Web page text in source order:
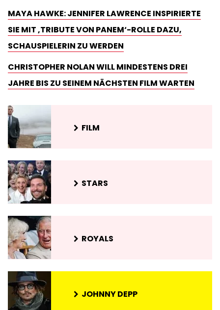
MAYA HAWKE: JENNIFER LAWRENCE INSPIRIERTE
SIE MIT ‚TRIBUTE VON PANEM‘-ROLLE DAZU,
SCHAUSPIELERIN ZU WERDEN
CHRISTOPHER NOLAN WILL MINDESTENS DREI
JAHRE BIS ZU SEINEM NÄCHSTEN FILM WARTEN
FILM
STARS
ROYALS
JOHNNY DEPP